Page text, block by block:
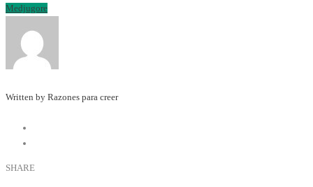
Medjugore
Written by Razones para creer
SHARE